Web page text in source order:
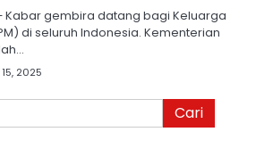
Kabar gembira datang bagi Keluarga
di seluruh Indonesia. Kementerian
2025